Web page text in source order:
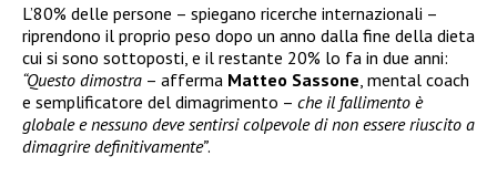
L’80% delle persone – spiegano ricerche internazionali –
riprendono il proprio peso dopo un anno dalla fine della dieta
cui si sono sottoposti, e il restante 20% lo fa in due anni:
“Questo dimostra – afferma Matteo Sassone , mental coach
e semplificatore del dimagrimento – che il fallimento è
globale e nessuno deve sentirsi colpevole di non essere riuscito a
dimagrire definitivamente”.